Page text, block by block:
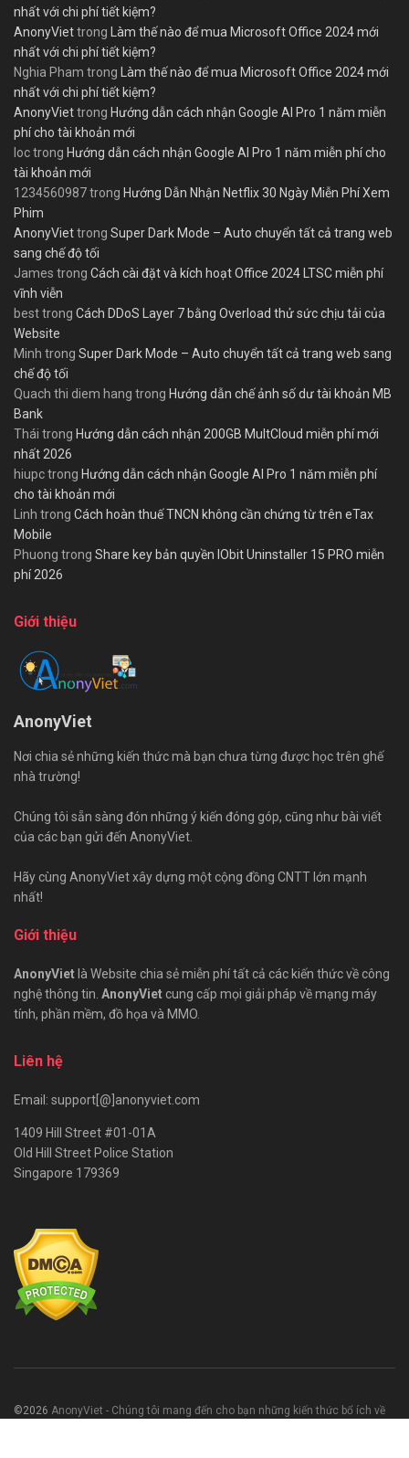
nhất với chi phí tiết kiệm?
AnonyViettrong Làm thế nào để mua Microsoft Office 2024 mới
nhất với chi phí tiết kiệm?
Nghia Pham trong Làm thế nào để mua Microsoft Office 2024 mới
nhất với chi phí tiết kiệm?
AnonyViettrong Hướng dẫn cách nhận Google AI Pro 1 năm miễn
phí cho tài khoản mới
loctrong Hướng dẫn cách nhận Google AI Pro 1 năm miễn phí cho
tài khoản mới
1234560987trong Hướng Dẫn Nhận Netflix 30 Ngày Miễn Phí Xem
Phim
AnonyViettrong Super Dark Mode – Auto chuyển tất cả trang web
sang chế độ tối
James trong Cách cài đặt và kích hoạt Office 2024 LTSC miễn phí
vĩnh viễn
besttrong Cách DDoS Layer 7 bằng Overload thử sức chịu tải của
Website
Minh trong Super Dark Mode – Auto chuyển tất cả trang web sang
chế độ tối
Quach thi diem hang trong Hướng dẫn chế ảnh số dư tài khoản MB
Bank
Thái trong Hướng dẫn cách nhận 200GB MultCloud miễn phí mới
nhất 2026
hiupctrong Hướng dẫn cách nhận Google AI Pro 1 năm miễn phí
cho tài khoản mới
Linh trong Cách hoàn thuế TNCN không cần chứng từ trên eTax
Mobile
Phuong trong Share key bản quyền IObit Uninstaller 15 PRO miễn
phí 2026
Giới thiệu
AnonyViet
Nơi chia sẻ những kiến thức mà bạn chưa từng được học trên ghế
nhà trường!
Chúng tôi sẵn sàng đón những ý kiến đóng góp, cũng như bài viết
của các bạn gửi đến AnonyViet.
Hãy cùng AnonyViet xây dựng một cộng đồng CNTT lớn mạnh
nhất!
Giới thiệu
AnonyVietlà Website chia sẻ miễn phí tất cả các kiến thức về công
nghệ thông tin. AnonyViet cung cấp mọi giải pháp về mạng máy
tính, phần mềm, đồ họa và MMO.
Liên hệ
Email: support[@]anonyviet.com
1409 Hill Street #01-01A
Old Hill Street Police Station
Singapore 179369
©2026 AnonyViet - Chúng tôi mang đến cho bạn những kiến thức bổ ích về